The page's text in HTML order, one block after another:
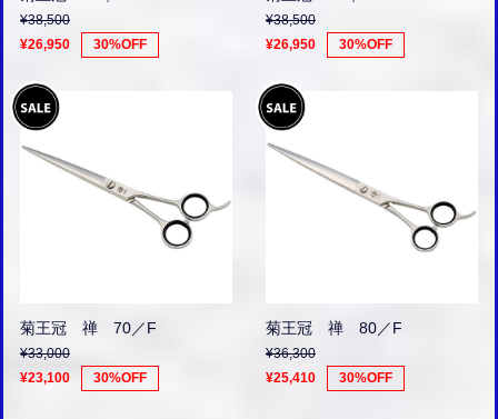
¥38,500
¥26,950
30%OFF
¥38,500
¥26,950
30%OFF
菊王冠 禅 70／F
¥33,000
¥23,100
30%OFF
菊王冠 禅 80／F
¥36,300
¥25,410
30%OFF